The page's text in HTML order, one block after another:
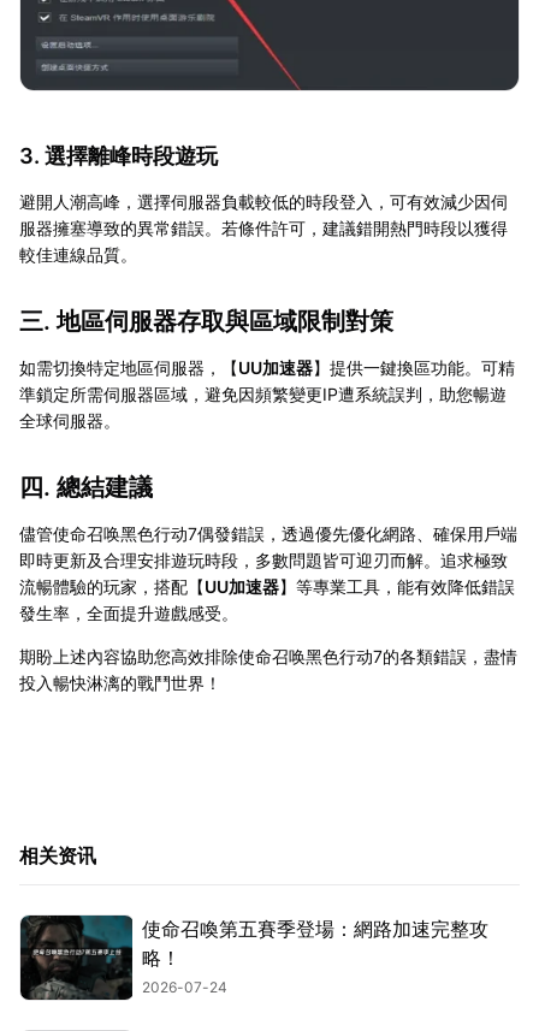
3. 選擇離峰時段遊玩
避開人潮高峰，選擇伺服器負載較低的時段登入，可有效減少因伺
服器擁塞導致的異常錯誤。若條件許可，建議錯開熱門時段以獲得
較佳連線品質。
三. 地區伺服器存取與區域限制對策
如需切換特定地區伺服器，【UU加速器】提供一鍵換區功能。可精
準鎖定所需伺服器區域，避免因頻繁變更IP遭系統誤判，助您暢遊
全球伺服器。
四. 總結建議
儘管使命召唤黑色行动7偶發錯誤，透過優先優化網路、確保用戶端
即時更新及合理安排遊玩時段，多數問題皆可迎刃而解。追求極致
流暢體驗的玩家，搭配【UU加速器】等專業工具，能有效降低錯誤
發生率，全面提升遊戲感受。
期盼上述內容協助您高效排除使命召唤黑色行动7的各類錯誤，盡情
投入暢快淋漓的戰鬥世界！
相关资讯
使命召喚第五賽季登場：網路加速完整攻
略！
2026-07-24